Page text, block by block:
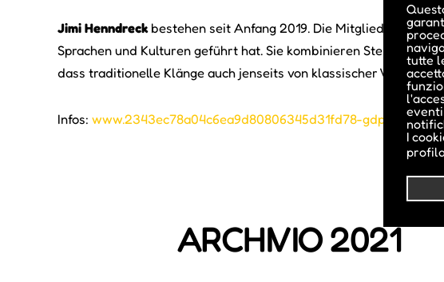
tutte
I
Jimi Henndreckbestehen seit Anfang 2019. Die Mitglieder der
Sprachen und Kulturen geführt hat. Sie kombinieren Steirische
dass traditionelle Klänge auch jenseits von klassischer
Infos: www.2343ec78a04c6ea9d80806345d31fd78-gdprlock/
ARCHIVIO 2021